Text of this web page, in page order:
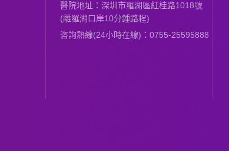
醫院地址：深圳市羅湖區紅桂路1018號
(離羅湖口岸10分鍾路程)
咨詢熱線(24小時在線)：0755-25595888